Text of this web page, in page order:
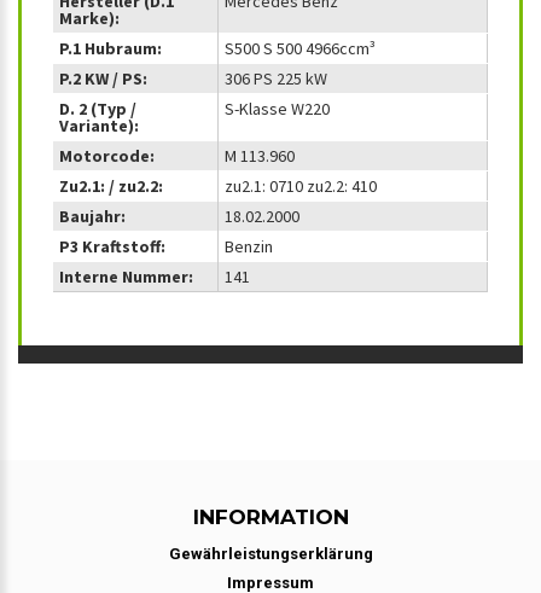
Marke):
P.1 Hubraum:
S500 S 500 4966ccm³
P.2 KW / PS:
306 PS 225 kW
D. 2 (Typ /
Variante):
S-Klasse W220
Motorcode:
M 113.960
Zu2.1: / zu2.2:
zu2.1: 0710 zu2.2: 410
Baujahr:
18.02.2000
P3 Kraftstoff:
Benzin
Interne Nummer:
141
INFORMATION
Gewährleistungserklärung
Impressum